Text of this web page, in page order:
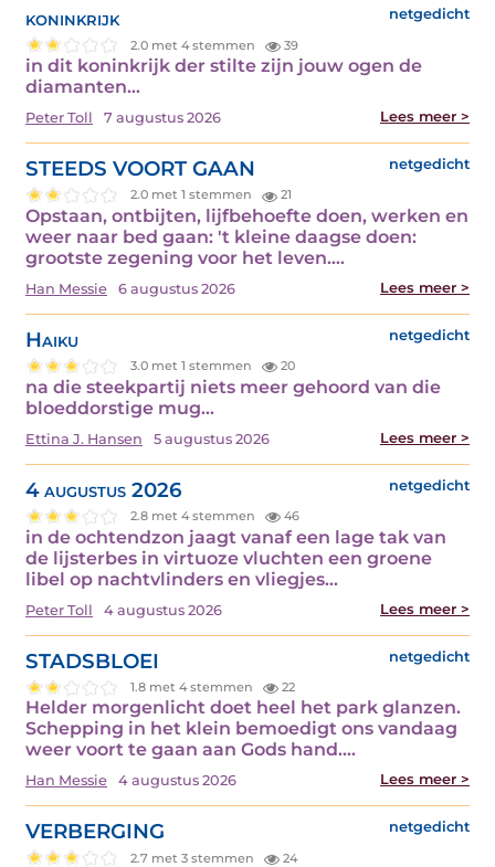
koninkrijk netgedicht
2.0 met 4 stemmen 39
in dit koninkrijk der stilte zijn jouw ogen de
diamanten…
Peter Toll 7 augustus 2026 Lees meer >
STEEDS VOORT GAAN netgedicht
2.0 met 1 stemmen 21
Opstaan, ontbijten, lijfbehoefte doen, werken en
weer naar bed gaan: 't kleine daagse doen:
grootste zegening voor het leven.…
Han Messie 6 augustus 2026 Lees meer >
Haiku netgedicht
3.0 met 1 stemmen 20
na die steekpartij niets meer gehoord van die
bloeddorstige mug…
Ettina J. Hansen 5 augustus 2026 Lees meer >
4 augustus 2026 netgedicht
2.8 met 4 stemmen 46
in de ochtendzon jaagt vanaf een lage tak van
de lijsterbes in virtuoze vluchten een groene
libel op nachtvlinders en vliegjes…
Peter Toll 4 augustus 2026 Lees meer >
STADSBLOEI netgedicht
1.8 met 4 stemmen 22
Helder morgenlicht doet heel het park glanzen.
Schepping in het klein bemoedigt ons vandaag
weer voort te gaan aan Gods hand.…
Han Messie 4 augustus 2026 Lees meer >
VERBERGING netgedicht
2.7 met 3 stemmen 24